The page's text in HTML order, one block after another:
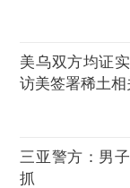
美乌双方均证
访美签署稀土相
三亚警方：男
抓